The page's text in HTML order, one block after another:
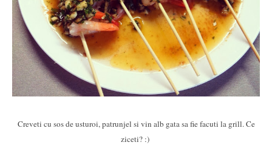
Creveti cu sos de usturoi, patrunjel si vin alb gata sa fie facuti la grill. Ce
ziceti? :)